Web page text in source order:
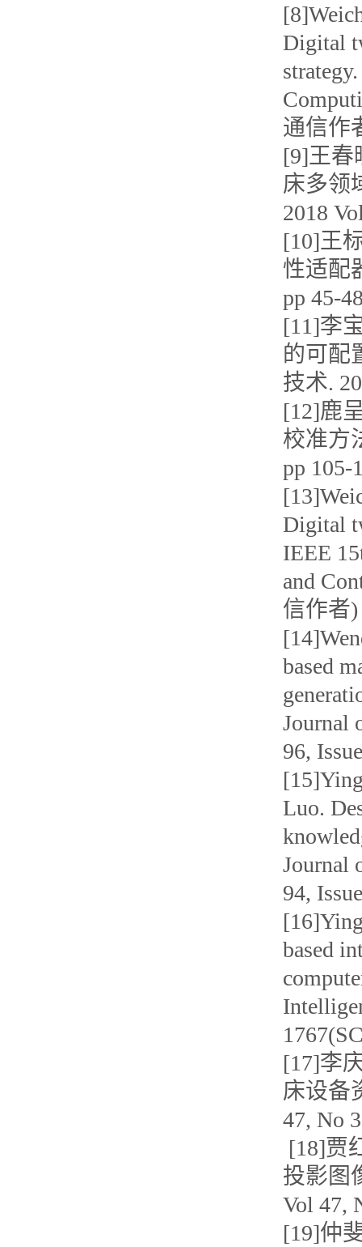
Digital
通信作
[9]王春
床多领
2018
[10]王
性适配
pp 45-
[11]李
的可配
技术.
[12]鹿
校准方
pp
Digital
IEEE
and
信作者)
based
Journal
96,
Luo.
Journal
94,
based
[17]李
床设备
47, No
[18]贾
投影图
Vol 47,
[19]仲